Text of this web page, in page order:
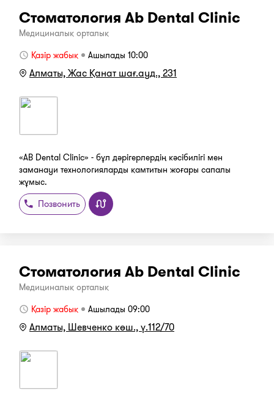
Стоматология Ab Dental Clinic
Медициналық орталық
Қазір жабық
Ашылады 10:00
Алматы, Жас Қанат шағ.ауд., 231
«AB Dental Clinic» - бұл дәрігерлердің кәсібилігі мен
заманауи технологияларды қамтитын жоғары сапалы
жұмыс.
Позвонить
Стоматология Ab Dental Clinic
Медициналық орталық
Қазір жабық
Ашылады 09:00
Алматы, Шевченко көш., ү.112/70